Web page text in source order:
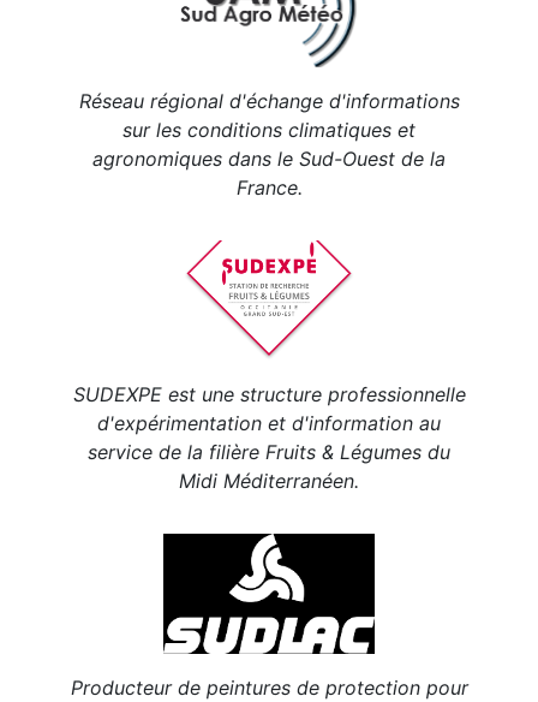
Réseau régional d'échange d'informations
sur les conditions climatiques et
agronomiques dans le Sud-Ouest de la
France.
SUDEXPE est une structure professionnelle
d'expérimentation et d'information au
service de la filière Fruits & Légumes du
Midi Méditerranéen.
Producteur de peintures de protection pour